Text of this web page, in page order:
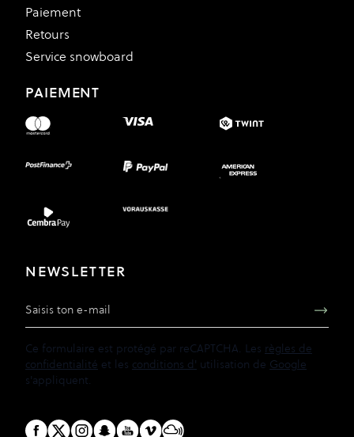
Paiement
Retours
Service snowboard
PAIEMENT
NEWSLETTER
Adresse e-mail
Ce formulaire est protégé par reCAPTCHA. Les règles de
confidentialité et les conditions d' utilisation de Google
s'appliquent.